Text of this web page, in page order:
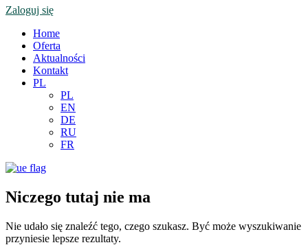
Zaloguj się
Home
Oferta
Aktualności
Kontakt
PL
PL
EN
DE
RU
FR
Niczego tutaj nie ma
Nie udało się znaleźć tego, czego szukasz. Być może wyszukiwanie
przyniesie lepsze rezultaty.